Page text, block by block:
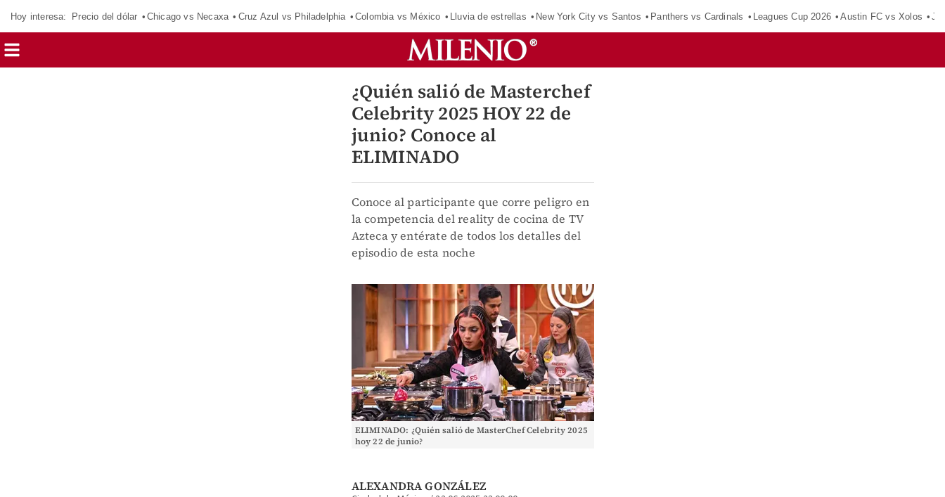
Hoy interesa: Precio del dólar Chicago vs Necaxa Cruz Azul vs Philadelphia Colombia vs México Lluvia de estrellas New York City vs Santos Panthers vs Cardinals Leagues Cup 2026 Austin FC vs Xolos
¿Quién salió de Masterchef
Celebrity 2025 HOY 22 de
junio? Conoce al
ELIMINADO
Conoce al participante que corre peligro en
la competencia del reality de cocina de TV
Azteca y entérate de todos los detalles del
episodio de esta noche
ELIMINADO: ¿Quién salió de MasterChef Celebrity 2025
hoy 22 de junio?
ALEXANDRA GONZÁLEZ